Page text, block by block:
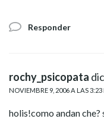
Responder
rochy_psicopata
NOVIEMBRE 9, 2006 A LAS 3:23
holis!como andan